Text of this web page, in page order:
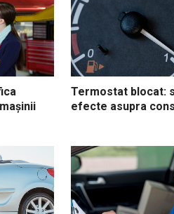
Termostat blocat:
efecte asupra